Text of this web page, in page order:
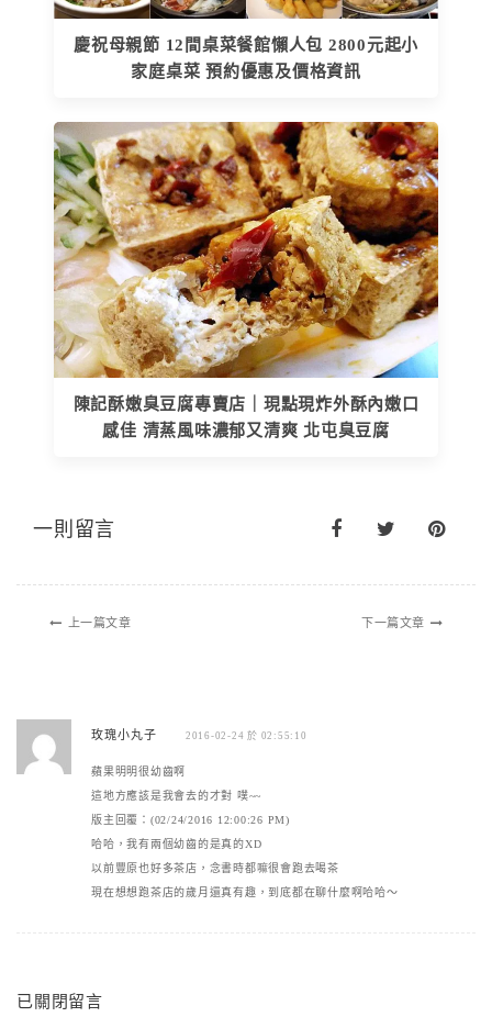
慶祝母親節 12間桌菜餐館懶人包 2800元起小
家庭桌菜 預約優惠及價格資訊
陳記酥嫩臭豆腐專賣店｜現點現炸外酥內嫩口
感佳 清蒸風味濃郁又清爽 北屯臭豆腐
一則留言
上一篇文章 下一篇文章
玫瑰小丸子 2016-02-24 於 02:55:10
蘋果明明很幼齒啊
這地方應該是我會去的才對 噗~~
版主回覆：(02/24/2016 12:00:26 PM)
哈哈，我有兩個幼齒的是真的XD
以前豐原也好多茶店，念書時都嘛很會跑去喝茶
現在想想跑茶店的歲月還真有趣，到底都在聊什麼啊哈哈～
已關閉留言